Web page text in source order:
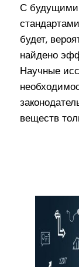
С будущими
будет,
найдено
Научные
веществ